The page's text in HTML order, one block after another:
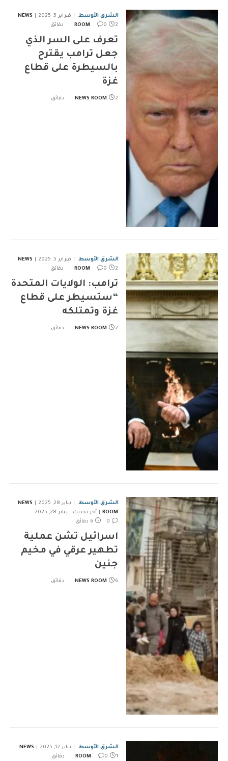
الشرق الأوسط فبراير 5, 2025
NEWS
ROOM
0 2 دقائق
تعرف على السر الذي
جعل ترامب يقترح
بالسيطرة على قطاع
غزة
NEWS ROOM 2 دقائق
الشرق الأوسط فبراير 5, 2025
NEWS
ROOM
0 2 دقائق
ترامب: الولايات المتحدة
“ستسيطر على قطاع
غزة وتمتلكه
NEWS ROOM 2 دقائق
الشرق الأوسط يناير 28, 2025
NEWS
ROOM
آخر تحديث:
يناير 28, 2025
0
6 دقائق
اسرائيل تشن عملية
تطهير عرقي في مخيم
جنين
NEWS ROOM 6 دقائق
الشرق الأوسط يناير 12, 2025
NEWS
ROOM
0 1 دقائق